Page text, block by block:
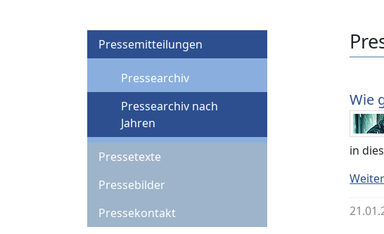
Pressemitteilungen
Pressearchiv
Pressearchiv nach
Jahren
Pressetexte
Pressebilder
Pressekontakt
Wie
in